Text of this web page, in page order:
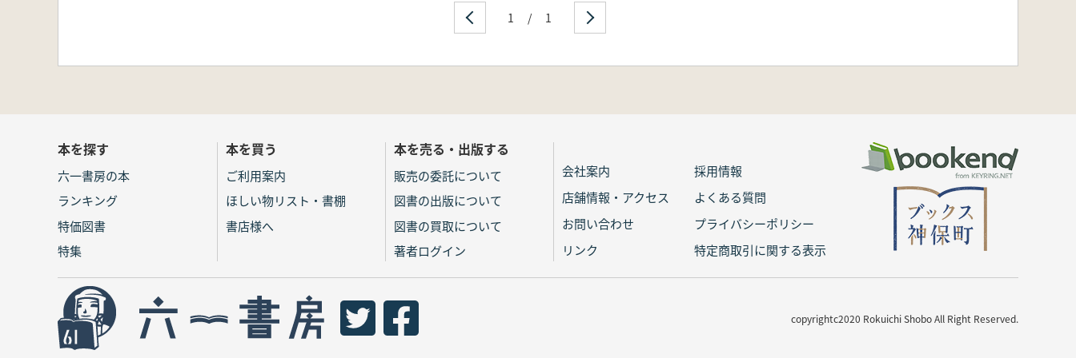
1 / 1
本を探す
六一書房の本
ランキング
特価図書
特集
本を買う
ご利用案内
ほしい物リスト・書棚
書店様へ
本を売る・出版する
販売の委託について
図書の出版について
図書の買取について
著者ログイン
会社案内
採用情報
店舗情報・アクセス
よくある質問
お問い合わせ
プライバシーポリシー
リンク
特定商取引に関する表示
copyrightc2020 Rokuichi Shobo All Right Reserved.